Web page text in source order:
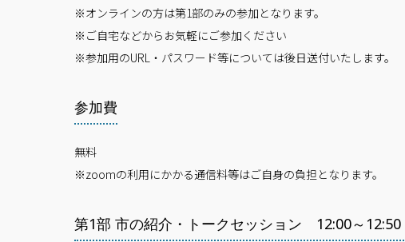
※オンラインの方は第1部のみの参加となります。
※ご自宅などからお気軽にご参加ください
※参加用のURL・パスワード等については後日送付いたします。
参加費
無料
※zoomの利用にかかる通信料等はご自身の負担となります。
第1部 市の紹介・トークセッション 12:00～12:50